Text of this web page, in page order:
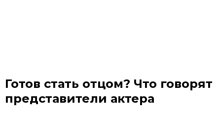
Готов стать отцом? Что говорят
представители актера